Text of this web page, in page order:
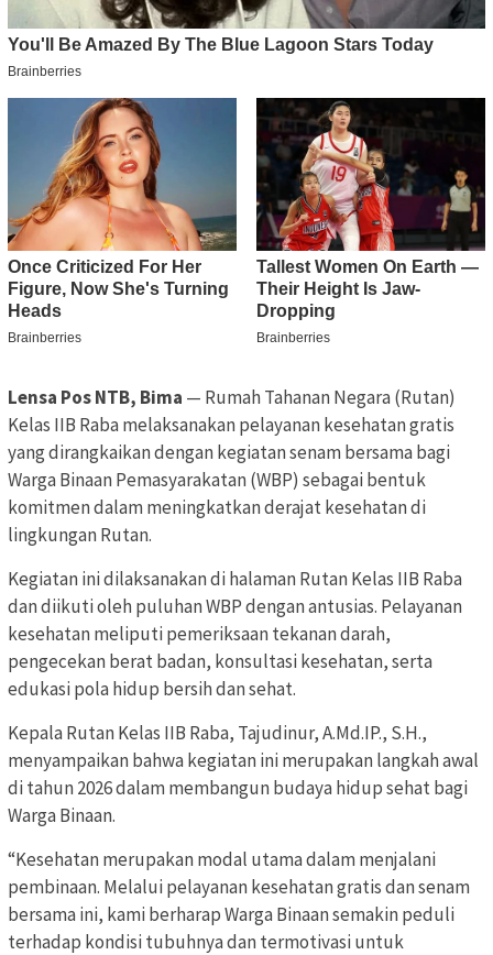
Lensa Pos NTB, Bima — Rumah Tahanan Negara (Rutan)
Kelas IIB Raba melaksanakan pelayanan kesehatan gratis
yang dirangkaikan dengan kegiatan senam bersama bagi
Warga Binaan Pemasyarakatan (WBP) sebagai bentuk
komitmen dalam meningkatkan derajat kesehatan di
lingkungan Rutan.
Kegiatan ini dilaksanakan di halaman Rutan Kelas IIB Raba
dan diikuti oleh puluhan WBP dengan antusias. Pelayanan
kesehatan meliputi pemeriksaan tekanan darah,
pengecekan berat badan, konsultasi kesehatan, serta
edukasi pola hidup bersih dan sehat.
Kepala Rutan Kelas IIB Raba, Tajudinur, A.Md.IP., S.H.,
menyampaikan bahwa kegiatan ini merupakan langkah awal
di tahun 2026 dalam membangun budaya hidup sehat bagi
Warga Binaan.
“Kesehatan merupakan modal utama dalam menjalani
pembinaan. Melalui pelayanan kesehatan gratis dan senam
bersama ini, kami berharap Warga Binaan semakin peduli
terhadap kondisi tubuhnya dan termotivasi untuk